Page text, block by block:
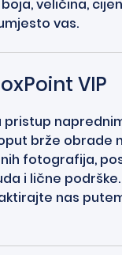
veličina,
vas.
VIP
pristup
brže obrade
fotografija,
i lične
nas